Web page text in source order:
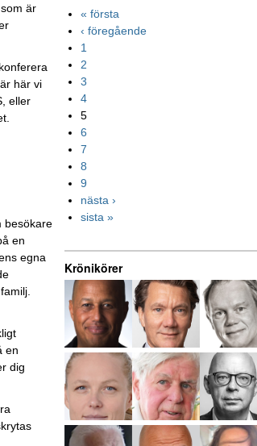
är
här vi
eller
besökare
en
egna
en
dig
« första
‹ föregående
1
2
3
4
5
6
7
8
9
nästa ›
sista »
Krönikörer